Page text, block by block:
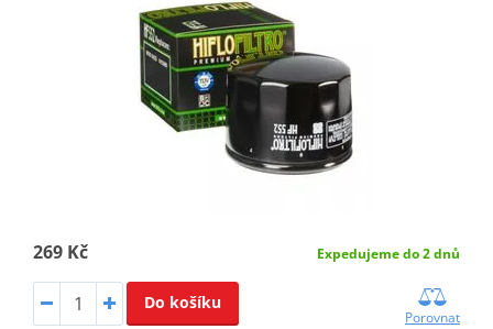
269 Kč Expedujeme do 2 dnů
Do košíku
Porovnat